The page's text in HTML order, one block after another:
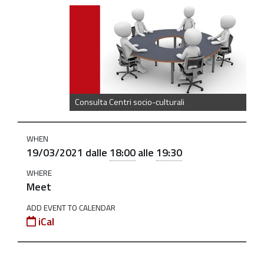
Consulta Centri socio-culturali
https://old.comune.zolapredosa.bo.it/events/consulta-
marzo-
alle-
ore-
18
Consulta
dei
Centri
Socio
WHEN
19/03/2021 dalle 18:00alle 19:30
WHERE
Meet
ADD EVENT TO CALENDAR
iCal